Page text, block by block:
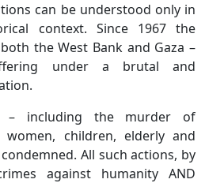
can be understood only in
context. Since 1967 the
the West Bank and Gaza –
under a brutal and
– including the murder of
women, children, elderly and
All such actions, by
against humanity AND